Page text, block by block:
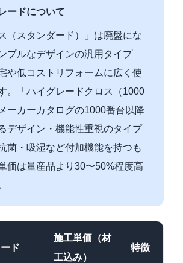
ードについて
（スタンダード）」は廃盤にな
プルなデザインの汎用タイプ
や低コストリフォームに広く使
。「ハイグレードクロス（1000
ーカーカタログの1000番台以降
デザイン・機能性重視のタイプ
菌・吸湿など付加機能を持つも
価は量産品より30〜50%程度高
ド
施工単価（材
工込み）
特徴